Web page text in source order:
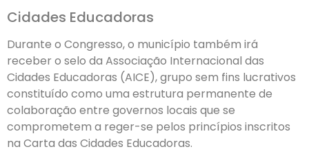
Cidades Educadoras
Durante o Congresso, o município também irá
receber o selo da Associação Internacional das
Cidades Educadoras (AICE), grupo sem fins lucrativos
constituído como uma estrutura permanente de
colaboração entre governos locais que se
comprometem a reger-se pelos princípios inscritos
na Carta das Cidades Educadoras.